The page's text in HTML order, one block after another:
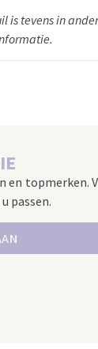
is tevens in
en topmerken.
passen.